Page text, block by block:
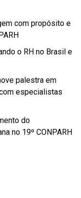
com propósito e
o RH no Brasil e
palestra em
especialistas
do
no 19º CONPARH